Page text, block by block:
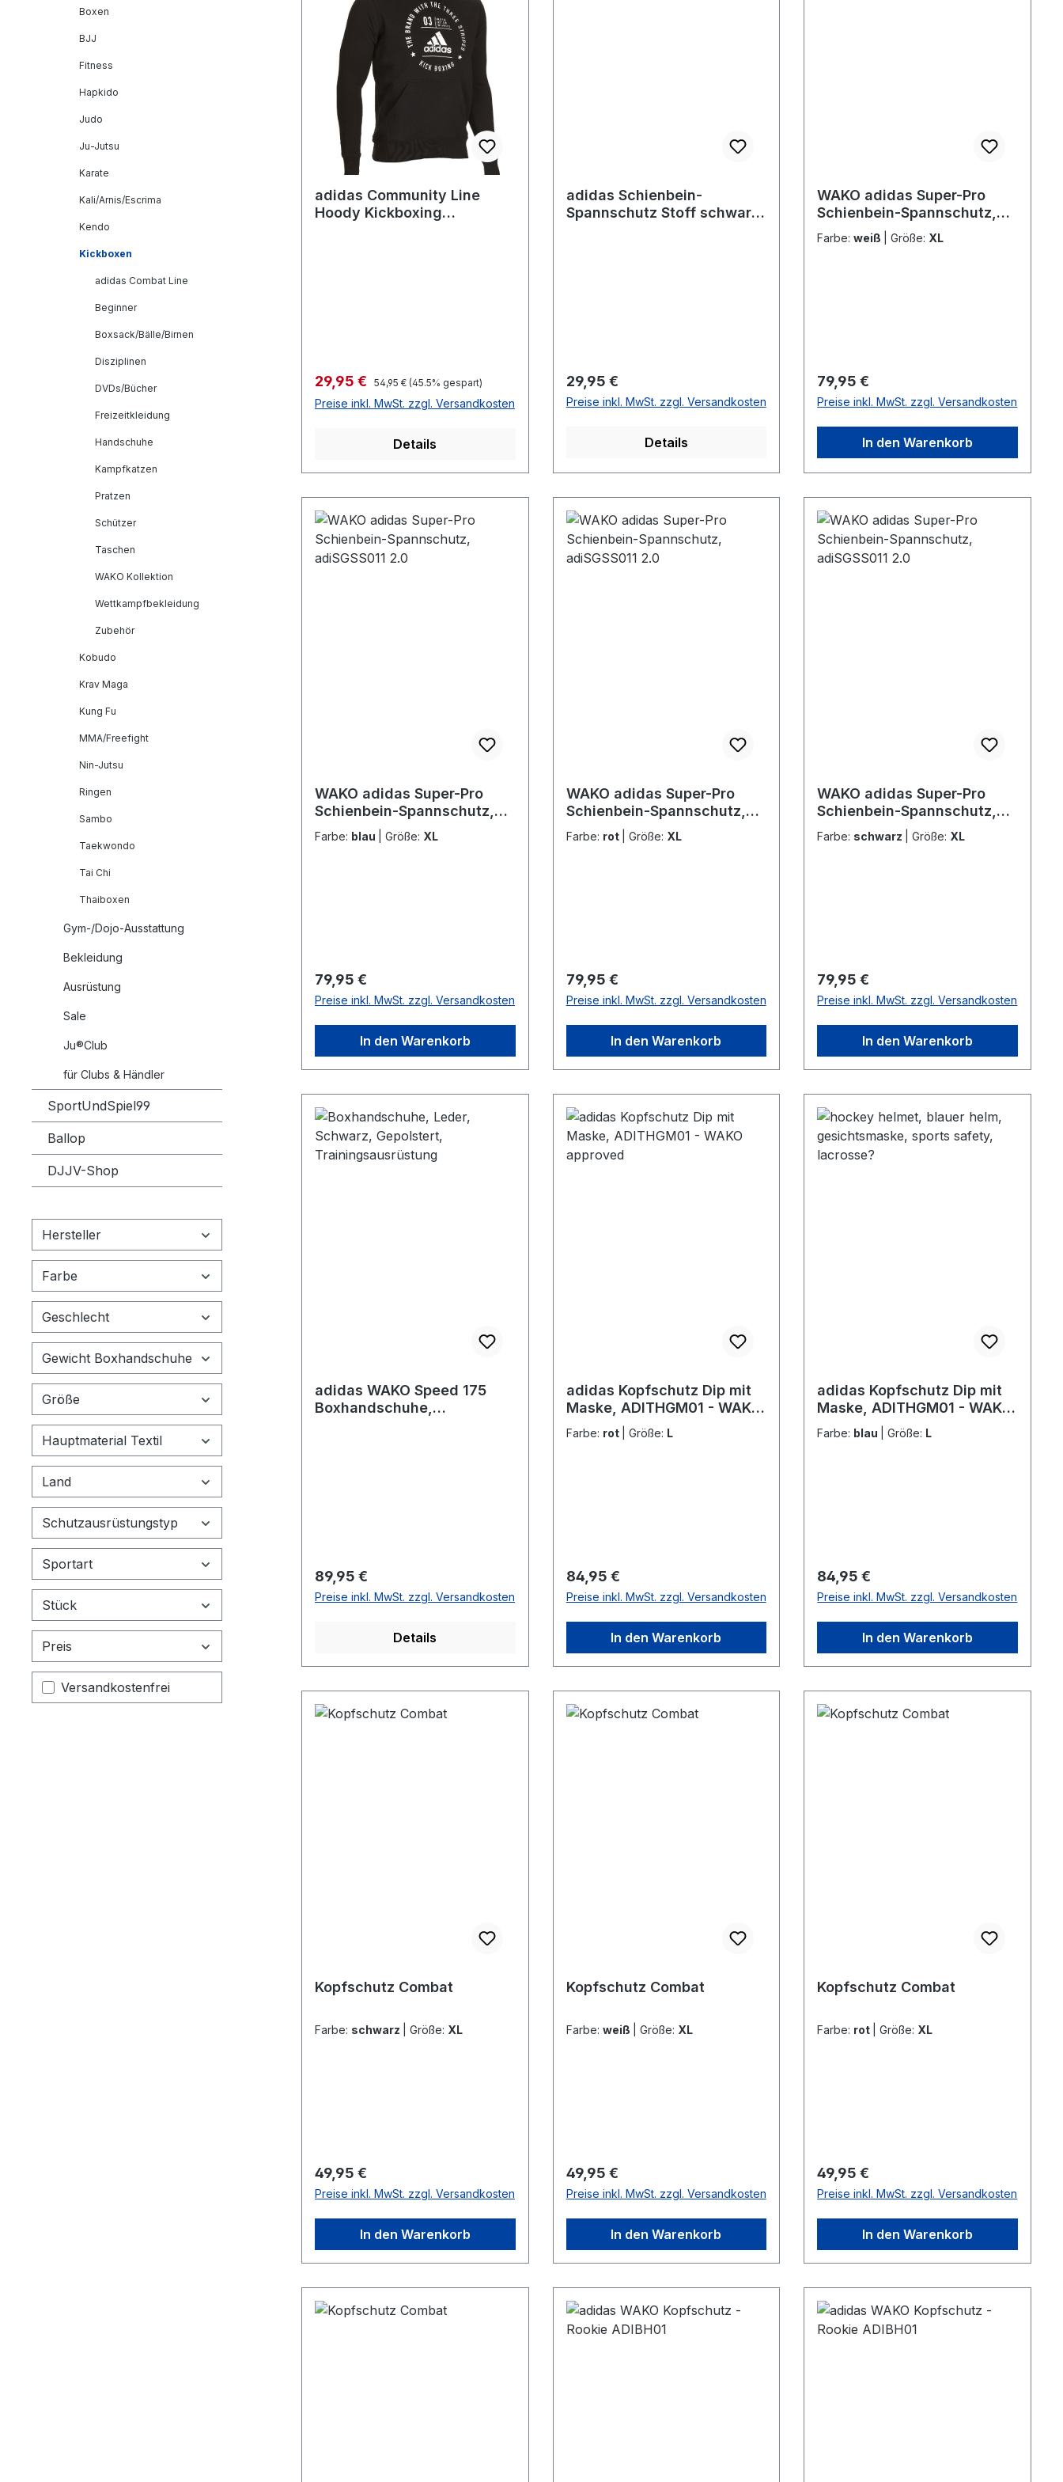
Boxen
BJJ
Fitness
Hapkido
Judo
Ju-Jutsu
Karate
Kali/Arnis/Escrima
Kendo
Kickboxen
adidas Combat Line
Beginner
Boxsack/Bälle/Birnen
Disziplinen
DVDs/Bücher
Freizeitkleidung
Handschuhe
Kampfkatzen
Pratzen
Schützer
Taschen
WAKO Kollektion
Wettkampfbekleidung
Zubehör
Kobudo
Krav Maga
Kung Fu
MMA/Freefight
Nin-Jutsu
Ringen
Sambo
Taekwondo
Tai Chi
Thaiboxen
Gym-/Dojo-Ausstattung
Bekleidung
Ausrüstung
Sale
Ju®Club
für Clubs & Händler
SportUndSpiel99
Ballop
DJJV-Shop
Hersteller
Farbe
Geschlecht
Gewicht Boxhandschuhe
Größe
Hauptmaterial Textil
Land
Schutzausrüstungstyp
Sportart
Stück
Preis
Filter hinzufügen: Versandkostenfrei
Versandkostenfrei
adidas Community Line
Hoody Kickboxing
Verkaufspreis:
29,95 € Regulärer Preis:
54,95 € (45.5% gespart)
Preise inkl. MwSt. zzgl. Versandkosten
Details
adidas Schienbein-
Spannschutz Stoff schwarz,
Regulärer Preis:
29,95 €
Preise inkl. MwSt. zzgl. Versandkosten
Details
WAKO adidas Super-Pro
Schienbein-Spannschutz,
adiSGSS011 2.0
Farbe:weiß Größe: XL
Regulärer Preis:
79,95 €
Preise inkl. MwSt. zzgl. Versandkosten
In den Warenkorb
WAKO adidas Super-Pro
Schienbein-Spannschutz,
adiSGSS011 2.0
Farbe: blau Größe: XL
Regulärer Preis:
79,95 €
Preise inkl. MwSt. zzgl. Versandkosten
In den Warenkorb
WAKO adidas Super-Pro
Schienbein-Spannschutz,
adiSGSS011 2.0
Farbe: rot Größe: XL
Regulärer Preis:
79,95 €
Preise inkl. MwSt. zzgl. Versandkosten
In den Warenkorb
WAKO adidas Super-Pro
Schienbein-Spannschutz,
adiSGSS011 2.0
Farbe: schwarz Größe: XL
Regulärer Preis:
79,95 €
Preise inkl. MwSt. zzgl. Versandkosten
In den Warenkorb
adidas WAKO Speed 175
Boxhandschuhe,
Regulärer Preis:
89,95 €
Preise inkl. MwSt. zzgl. Versandkosten
Details
adidas Kopfschutz Dip mit
Maske, ADITHGM01 - WAKO
approved
Farbe: rot Größe: L
Regulärer Preis:
84,95 €
Preise inkl. MwSt. zzgl. Versandkosten
In den Warenkorb
adidas Kopfschutz Dip mit
Maske, ADITHGM01 - WAKO
approved
Farbe: blau Größe: L
Regulärer Preis:
84,95 €
Preise inkl. MwSt. zzgl. Versandkosten
In den Warenkorb
Kopfschutz Combat
Farbe: schwarz Größe: XL
Regulärer Preis:
49,95 €
Preise inkl. MwSt. zzgl. Versandkosten
In den Warenkorb
Kopfschutz Combat
Farbe: weiß Größe: XL
Regulärer Preis:
49,95 €
Preise inkl. MwSt. zzgl. Versandkosten
In den Warenkorb
Kopfschutz Combat
Farbe: rot Größe: XL
Regulärer Preis:
49,95 €
Preise inkl. MwSt. zzgl. Versandkosten
In den Warenkorb